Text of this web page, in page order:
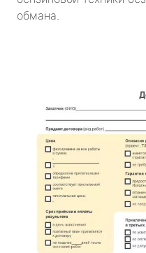
обмана.